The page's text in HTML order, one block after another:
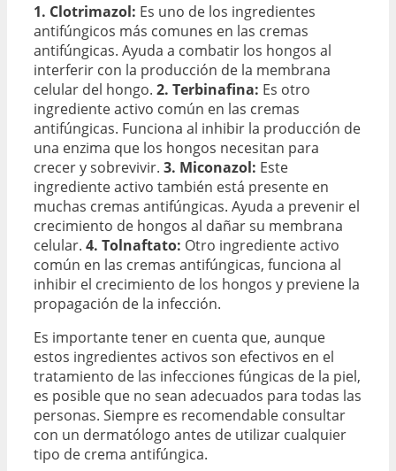
1. Clotrimazol: Es uno de los ingredientes
antifúngicos más comunes en las cremas
antifúngicas. Ayuda a combatir los hongos al
interferir con la producción de la membrana
celular del hongo. 2. Terbinafina: Es otro
ingrediente activo común en las cremas
antifúngicas. Funciona al inhibir la producción de
una enzima que los hongos necesitan para
crecer y sobrevivir. 3. Miconazol: Este
ingrediente activo también está presente en
muchas cremas antifúngicas. Ayuda a prevenir el
crecimiento de hongos al dañar su membrana
celular. 4. Tolnaftato: Otro ingrediente activo
común en las cremas antifúngicas, funciona al
inhibir el crecimiento de los hongos y previene la
propagación de la infección.
Es importante tener en cuenta que, aunque
estos ingredientes activos son efectivos en el
tratamiento de las infecciones fúngicas de la piel,
es posible que no sean adecuados para todas las
personas. Siempre es recomendable consultar
con un dermatólogo antes de utilizar cualquier
tipo de crema antifúngica.